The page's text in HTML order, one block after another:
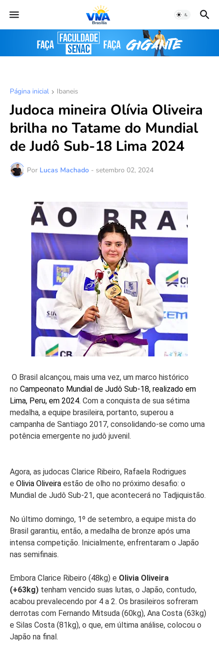
Página inicial Ibaneis
Judoca mineira Olívia Oliveira
brilha no Tatame do Mundial
de Judô Sub-18 Lima 2024
Por Lucas Machado - setembro 02, 2024
O Brasil alcançou, mais uma vez, um marco histórico
no Campeonato Mundial de Judô Sub-18, realizado em
Lima, Peru, em 2024. Com a conquista de sua sétima
medalha, a equipe brasileira, portanto, superou a
campanha de Santiago 2017, consolidando-se como uma
potência emergente no judô juvenil.
Agora, as judocas Clarice Ribeiro, Rafaela Rodrigues
e Olivia Oliveira estão de olho no próximo desafio: o
Mundial de Judô Sub-21, que acontecerá no Tadjiquistão.
No último domingo, 1º de setembro, a equipe mista do
Brasil garantiu, então, a medalha de bronze após uma
intensa competição. Inicialmente, enfrentaram o Japão
nas semifinais.
Embora Clarice Ribeiro (48kg) e Olivia Oliveira
(+63kg) tenham vencido suas lutas, o Japão, contudo,
acabou prevalecendo por 4 a 2. Os brasileiros sofreram
derrotas com Fernando Mitsuda (60kg), Ana Costa (63kg)
e Silas Costa (81kg), o que, em última análise, colocou o
Japão na final.